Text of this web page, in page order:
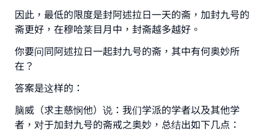
因此，最低的限度是封阿述拉日一天的斋，加封九号的
斋更好，在穆哈莱目月中，封斋越多越好。
你要问同阿述拉日一起封九号的斋，其中有何奥妙所
在？
答案是这样的：
脑威（求主慈悯他）说：我们学派的学者以及其他学
者，对于加封九号的斋戒之奥妙，总结出如下几点：
Make an impact on millions of lives
with your contribution today